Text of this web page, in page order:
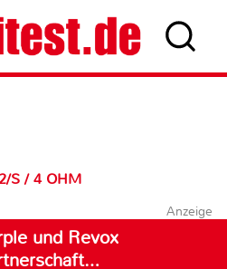
S / 4 OHM
Anzeige
und Revox